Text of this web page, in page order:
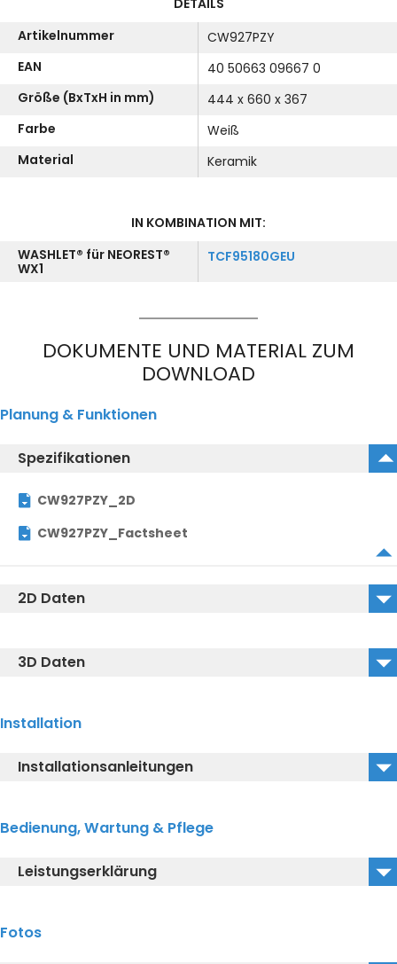
DETAILS
Artikelnummer
CW927PZY
EAN
40 50663 09667 0
Größe (BxTxH in mm)
444 x 660 x 367
Farbe
Weiß
Material
Keramik
IN KOMBINATION MIT:
WASHLET® für NEOREST®
WX1
TCF95180GEU
DOKUMENTE UND MATERIAL ZUM
DOWNLOAD
Planung & Funktionen
Spezifikationen
CW927PZY_2D
CW927PZY_Factsheet
2D Daten
CW927PZY_2D_DXF
3D Daten
TCF95180GEU_CW927PZY_3D_IGS
Installation
Installationsanleitungen
Bedienung, Wartung & Pflege
Leistungserklärung
Fotos